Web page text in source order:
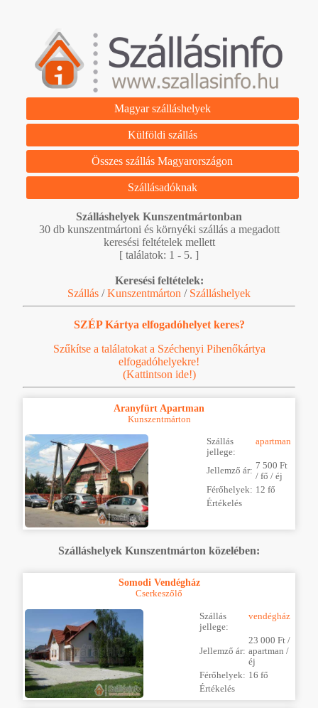
Magyar szálláshelyek
Külföldi szállás
Összes szállás Magyarországon
Szállásadóknak
Szálláshelyek Kunszentmártonban
30 db kunszentmártoni és környéki szállás a megadott
keresési feltételek mellett
[ találatok: 1 - 5. ]
Keresési feltételek:
Szállás /Kunszentmárton / Szálláshelyek
SZÉP Kártya elfogadóhelyet keres?
Szűkítse a találatokat a Széchenyi Pihenőkártya
elfogadóhelyekre!
(Kattintson ide!)
Aranyfürt Apartman
Kunszentmárton
Szállás
jellege:
apartman
Jellemző ár: 7 500 Ft
/ fő / éj
Férőhelyek: 12 fő
Értékelés
Szálláshelyek Kunszentmárton közelében:
Somodi Vendégház
Cserkeszőlő
Szállás
jellege:
vendégház
Jellemző ár:
23 000 Ft /
apartman /
éj
Férőhelyek: 16 fő
Értékelés